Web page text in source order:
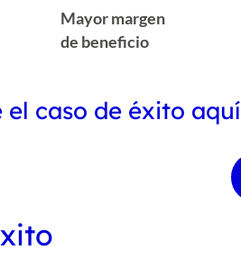
Mayor margen
de beneficio
el caso de éxito aquí